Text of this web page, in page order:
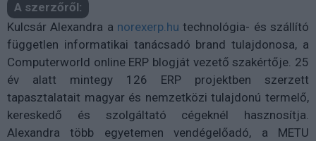
A szerzőről:
Kulcsár Alexandra a norexerp.hu technológia- és szállító
független informatikai tanácsadó brand tulajdonosa, a
Computerworld online ERP blogját vezető szakértője. 25
év alatt mintegy 126 ERP projektben szerzett
tapasztalatait magyar és nemzetközi tulajdonú termelő,
kereskedő és szolgáltató cégeknél hasznosítja.
Alexandra több egyetemen vendégelőadó, a METU